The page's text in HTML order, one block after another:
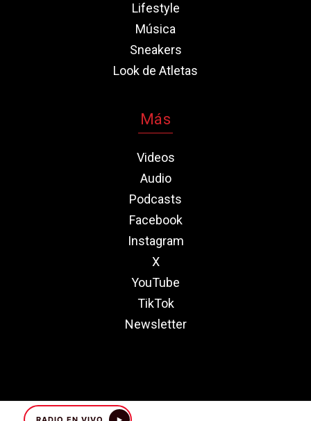
Lifestyle
Música
Sneakers
Look de Atletas
Más
Videos
Audio
Podcasts
Facebook
Instagram
X
YouTube
TikTok
Newsletter